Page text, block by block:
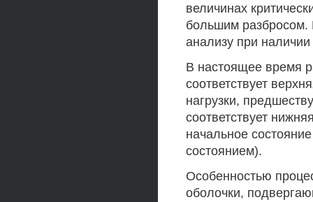
величинах
большим разбросом.
анализу при
В настоящее время
соответствует
нагрузки,
соответствует
начальное
состоянием).
Особенностью
оболочки,